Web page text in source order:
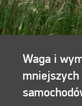
Waga i
mniejszych